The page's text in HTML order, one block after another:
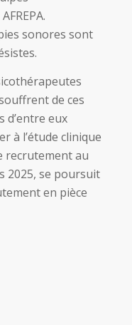
sonores sont
de ces
d’entre eux
à l’étude clinique
recrutement au
2025, se poursuit
en pièce